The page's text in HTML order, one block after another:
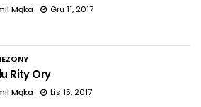
Mąka Gru 11, 2017
Rity Ory
Mąka Lis 15, 2017